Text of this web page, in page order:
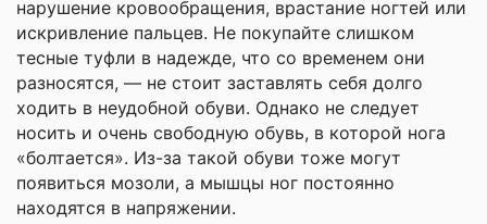
нарушение кровообращения, врастание ногтей или
искривление пальцев. Не покупайте слишком
тесные туфли в надежде, что со временем они
разносятся, — не стоит заставлять себя долго
ходить в неудобной обуви. Однако не следует
носить и очень свободную обувь, в которой нога
«болтается». Из-за такой обуви тоже могут
появиться мозоли, а мышцы ног постоянно
находятся в напряжении.